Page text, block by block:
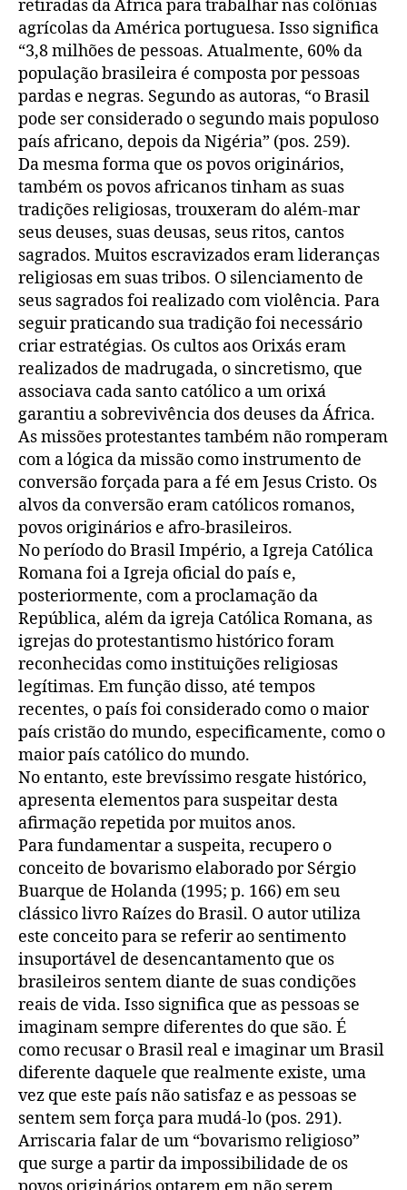
retiradas da África para trabalhar nas colônias
agrícolas da América portuguesa. Isso significa
“3,8 milhões de pessoas. Atualmente, 60% da
população brasileira é composta por pessoas
pardas e negras. Segundo as autoras, “o Brasil
pode ser considerado o segundo mais populoso
país africano, depois da Nigéria” (pos. 259).
Da mesma forma que os povos originários,
também os povos africanos tinham as suas
tradições religiosas, trouxeram do além-mar
seus deuses, suas deusas, seus ritos, cantos
sagrados. Muitos escravizados eram lideranças
religiosas em suas tribos. O silenciamento de
seus sagrados foi realizado com violência. Para
seguir praticando sua tradição foi necessário
criar estratégias. Os cultos aos Orixás eram
realizados de madrugada, o sincretismo, que
associava cada santo católico a um orixá
garantiu a sobrevivência dos deuses da África.
As missões protestantes também não romperam
com a lógica da missão como instrumento de
conversão forçada para a fé em Jesus Cristo. Os
alvos da conversão eram católicos romanos,
povos originários e afro-brasileiros.
No período do Brasil Império, a Igreja Católica
Romana foi a Igreja oficial do país e,
posteriormente, com a proclamação da
República, além da igreja Católica Romana, as
igrejas do protestantismo histórico foram
reconhecidas como instituições religiosas
legítimas. Em função disso, até tempos
recentes, o país foi considerado como o maior
país cristão do mundo, especificamente, como o
maior país católico do mundo.
No entanto, este brevíssimo resgate histórico,
apresenta elementos para suspeitar desta
afirmação repetida por muitos anos.
Para fundamentar a suspeita, recupero o
conceito de bovarismo elaborado por Sérgio
Buarque de Holanda (1995; p. 166) em seu
clássico livro Raízes do Brasil. O autor utiliza
este conceito para se referir ao sentimento
insuportável de desencantamento que os
brasileiros sentem diante de suas condições
reais de vida. Isso significa que as pessoas se
imaginam sempre diferentes do que são. É
como recusar o Brasil real e imaginar um Brasil
diferente daquele que realmente existe, uma
vez que este país não satisfaz e as pessoas se
sentem sem força para mudá-lo (pos. 291).
Arriscaria falar de um “bovarismo religioso”
que surge a partir da impossibilidade de os